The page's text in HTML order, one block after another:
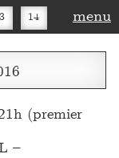
14 menu
(premier
–